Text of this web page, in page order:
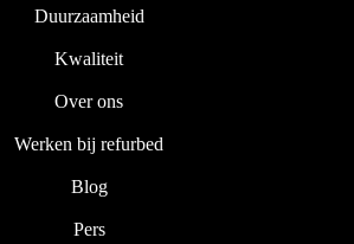
Duurzaamheid
Kwaliteit
Over ons
Werken bij refurbed
Blog
Pers